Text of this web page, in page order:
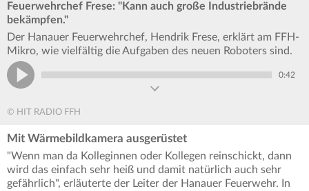
Feuerwehrchef Frese: "Kann auch große Industriebrände
bekämpfen."
Der Hanauer Feuerwehrchef, Hendrik Frese, erklärt am FFH-
Mikro, wie vielfältig die Aufgaben des neuen Roboters sind.
0:42
© HIT RADIO FFH
Mit Wärmebildkamera ausgerüstet
"Wenn man da Kolleginnen oder Kollegen reinschickt, dann
wird das einfach sehr heiß und damit natürlich auch sehr
gefährlich", erläuterte der Leiter der Hanauer Feuerwehr. In